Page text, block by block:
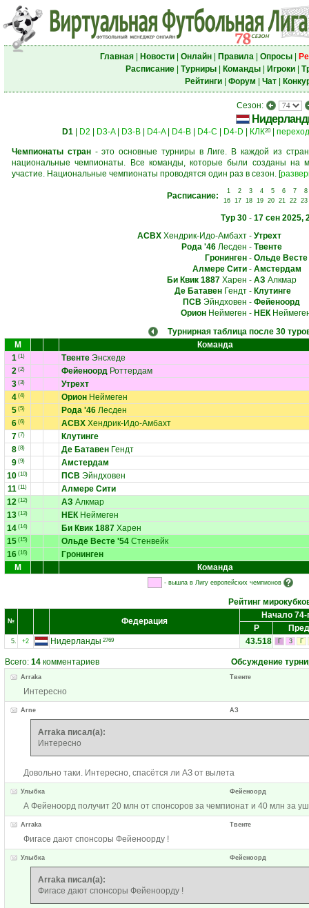
Главная| Новости| Онлайн| Правила| Опросы|
Расписание| Турниры| Команды| Игроки|
Рейтинги| Форум Чат|
Сезон:
D1| D2 D3-A| D3-B| D4-A| D4-B| D4-C D4-D КЛК20|
Чемпионаты стран- это основные турниры в Лиге. В каждой из
национальные чемпионаты. Все команды, которые были созданы на
участие. Национальные чемпионаты проводятся один раз в сезон. [
Расписание: 1 2 3 4 5 6 7
8
16
17 18 19 20 21 22 23
Тур 30- 17 сен 2025,
АСВХХендрик-Идо-Амбахт- Утрехт
Рода '46Лесден - Твенте
Гронинген- Ольде Весте
Алмере Сити- Амстердам
Би Квик 1887Харен - АЗ Алкмар
Де БатавенГендт- Клутинге
ПСВ Эйндховен - Фейеноорд
ОрионНеймеген - НЕК
Турнирная таблица после 30
М
Команда
1 (1) Твенте Энсхеде
2 (2) Фейеноорд Роттердам
3 (3)
Утрехт
4 (4) Орион Неймеген
5 (5) Рода '46 Лесден
6 (6) АСВХ Хендрик-Идо-Амбахт
7 (7)
Клутинге
8 (8) Де Батавен Гендт
9 (9)
Амстердам
10 (10) ПСВ Эйндховен
11 (11)
Алмере Сити
12 (12) АЗ Алкмар
13 (13) НЕК Неймеген
14 (14) Би Квик 1887 Харен
15 (15) Ольде Весте '54 Стенвейк
16 (16)
Гронинген
М
Команда
- вышла в Лигу европейских чемпионов
Рейтинг
№ Федерация
Начало 74-
Р
5. +2 Нидерланды 2769 43.518 Г 3 Г
Всего: 14 комментариев Обсуждение
Arraka Твенте
Интересно
Arne АЗ
Arraka писал(а):
Интересно
Довольно таки. Интересно, спасётся ли АЗ от вылета
Улыбка Фейеноорд
А Фейеноорд получит 20 млн от спонсоров за чемпионат и 40 млн за
Arraka Твенте
Фигасе дают спонсоры Фейеноорду !
Улыбка Фейеноорд
Arraka писал(а):
Фигасе дают спонсоры Фейеноорду !